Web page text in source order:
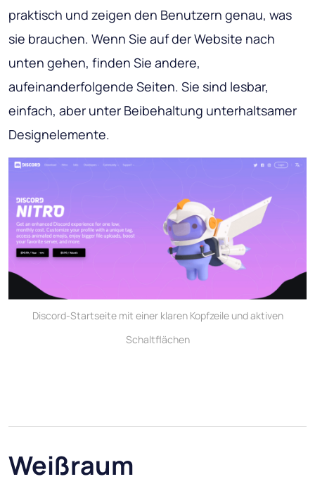
praktisch und zeigen den Benutzern genau, was
sie brauchen. Wenn Sie auf der Website nach
unten gehen, finden Sie andere,
aufeinanderfolgende Seiten. Sie sind lesbar,
einfach, aber unter Beibehaltung unterhaltsamer
Designelemente.
Discord-Startseite mit einer klaren Kopfzeile und aktiven
Schaltflächen
Weißraum